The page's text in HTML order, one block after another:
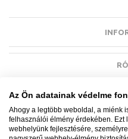
EGYÉB
VÁSÁRLÓI
Az Ön adatainak védelme
Ahogy a legtöbb weboldal, a miénk
felhasználói élmény érdekében.
webhelyünk fejlesztésére,